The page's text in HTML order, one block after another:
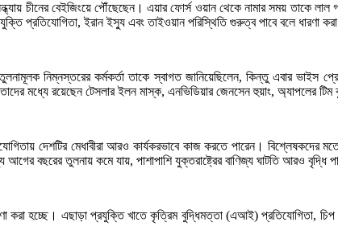
চীনের বেইজিংয়ে পৌঁছেছেন। এয়ার ফোর্স ওয়ান থেকে নামার সময় তাকে লাল
প্রতিযোগিতা, ইরান ইস্যু এবং তাইওয়ান পরিস্থিতি গুরুত্ব পাবে বলে ধারণা
নিম্নস্তরের কর্মকর্তা তাকে স্বাগত জানিয়েছিলেন, কিন্তু এবার ভাইস
মধ্যে রয়েছেন টেসলার ইলন মাস্ক, এনভিডিয়ার জেনসেন হুয়াং, অ্যাপলের টিম
দেশটির মেধাবীরা আরও কার্যকরভাবে কাজ করতে পারেন।
বছরের তুলনায় কমে যায়, পাশাপাশি যুক্তরাষ্ট্রের বাণিজ্য ঘাটতি আরও বৃদ্ধি
করা হচ্ছে। এছাড়া প্রযুক্তি খাতে কৃত্রিম বুদ্ধিমত্তা (এআই) প্রতিযোগিতা, চিপ